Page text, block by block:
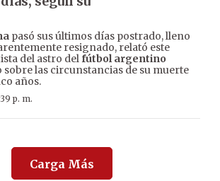
pasó sus últimos días postrado, lleno
resignado, relató este
del astro delfútbol argentino
sobre las circunstancias de su muerte
años.
p. m.
Carga Más